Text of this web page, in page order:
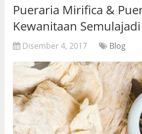
Pueraria Mirifica &
Kewanitaan Semulajadi
Disember 4, 2017 Blog